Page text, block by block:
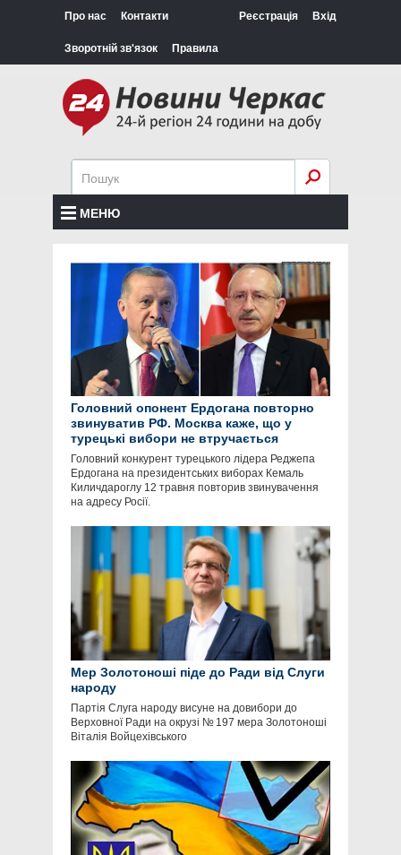
Про нас Контакти
Зворотній зв'язок Правила
Реєстрація Вхід
МЕНЮ
Головний опонент Ердогана повторно
звинуватив РФ. Москва каже, що у
турецькі вибори не втручається
Головний конкурент турецького лідера Реджепа
Ердогана на президентських виборах Кемаль
Киличдароглу 12 травня повторив звинувачення
на адресу Росії.
Мер Золотоноші піде до Ради від Слуги
народу
Партія Слуга народу висуне на довибори до
Верховної Ради на окрузі № 197 мера Золотоноші
Віталія Войцехівського